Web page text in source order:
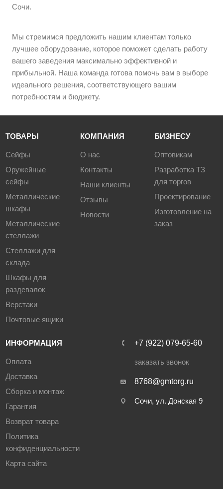
Сочи.
Мы стремимся предложить нашим клиентам только
лучшее оборудование, которое поможет сделать работу
вашего заведения максимально эффективной и
прибыльной. Наша команда готова помочь вам в выборе
идеального решения, соответствующего вашим
потребностям и бюджету.
ТОВАРЫ
Сейфы
Оружейные
сейфы
Металлические
шкафы
Металлические
стеллажи
Стеллажи для
склада
Шкафы для
раздевалок
Верстаки
Почтовые ящики
КОМПАНИЯ
О нас
Контакты
Наши клиенты
Отзывы
Новости
БИЗНЕСУ
Оптовикам
Разработка ТЗ
для торгов
Проектирование
Изготовление на
заказ
ИНФОРМАЦИЯ
Оплата
Доставка
Сборка и монтаж
Гарантия
Возврат товара
Политика
конфиденциальности
Карта сайта
‪+7 (922) 079-65-60‬
заказать звонок
8768@gmtorg.ru
Сочи, ул. Донская 9